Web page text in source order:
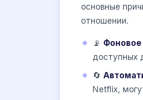
основные
отношении.
📡 Фоновое
доступных
🔄
Netflix,